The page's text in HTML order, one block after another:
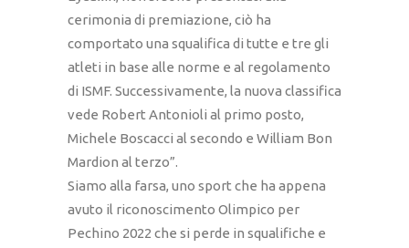
cerimonia di premiazione, ciò ha
comportato una squalifica di tutte e tre gli
atleti in base alle norme e al regolamento
di ISMF. Successivamente, la nuova classifica
vede Robert Antonioli al primo posto,
Michele Boscacci al secondo e William Bon
Mardion al terzo”.
Siamo alla farsa, uno sport che ha appena
avuto il riconoscimento Olimpico per
Pechino 2022 che si perde in squalifiche e